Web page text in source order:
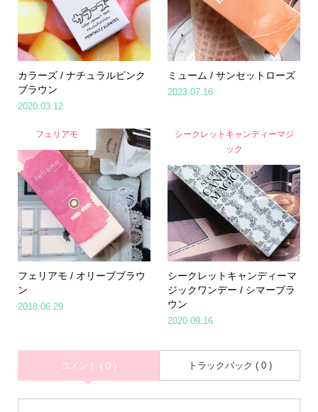
カラーズ / ナチュラルピンク
ブラウン
2020.03.12
ミューム / サンセットローズ
2023.07.16
フェリアモ
フェリアモ / オリーブブラウ
ン
2018.06.29
シークレットキャンディーマジ
ック
シークレットキャンディーマ
ジックワンデー / シマーブラ
ウン
2020.09.16
コメント ( 0 ) トラックバック ( 0 )